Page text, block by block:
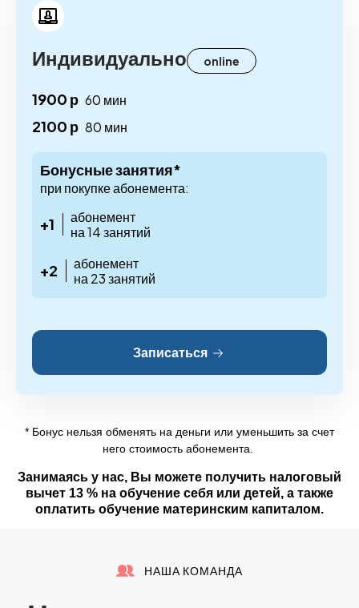
Индивидуально online
1900 р 60 мин
2100 р 80 мин
Бонусные занятия*
при покупке абонемента:
+1
абонемент
на 14 занятий
+2
абонемент
на 23 занятий
Записаться
* Бонус нельзя обменять на деньги или уменьшить за счет
него стоимость абонемента.
Занимаясь у нас, Вы можете получить налоговый
вычет 13 % на обучение себя или детей, а также
оплатить обучение материнским капиталом.
НАША КОМАНДА